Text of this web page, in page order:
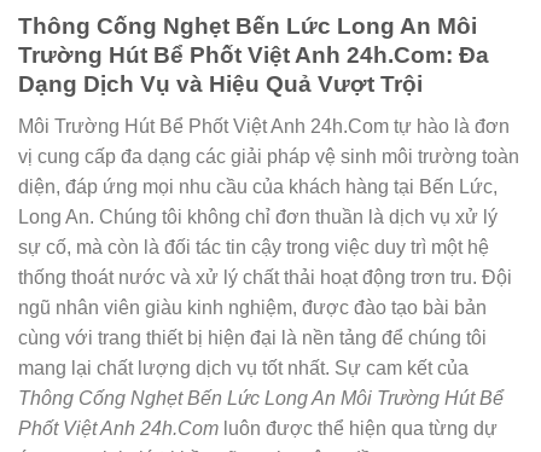
Thông Cống Nghẹt Bến Lức Long An Môi
Trường Hút Bể Phốt Việt Anh 24h.Com: Đa
Dạng Dịch Vụ và Hiệu Quả Vượt Trội
Môi Trường Hút Bể Phốt Việt Anh 24h.Com tự hào là đơn
vị cung cấp đa dạng các giải pháp vệ sinh môi trường toàn
diện, đáp ứng mọi nhu cầu của khách hàng tại Bến Lức,
Long An. Chúng tôi không chỉ đơn thuần là dịch vụ xử lý
sự cố, mà còn là đối tác tin cậy trong việc duy trì một hệ
thống thoát nước và xử lý chất thải hoạt động trơn tru. Đội
ngũ nhân viên giàu kinh nghiệm, được đào tạo bài bản
cùng với trang thiết bị hiện đại là nền tảng để chúng tôi
mang lại chất lượng dịch vụ tốt nhất. Sự cam kết của
Thông Cống Nghẹt Bến Lức Long An Môi Trường Hút Bể
Phốt Việt Anh 24h.Com luôn được thể hiện qua từng dự